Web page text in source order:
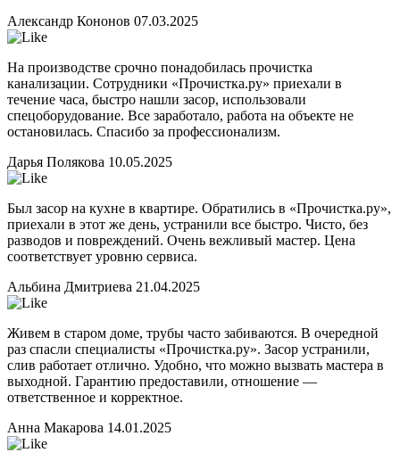
Александр Кононов 07.03.2025
На производстве срочно понадобилась прочистка
канализации. Сотрудники «Прочистка.ру» приехали в
течение часа, быстро нашли засор, использовали
спецоборудование. Все заработало, работа на объекте не
остановилась. Спасибо за профессионализм.
Дарья Полякова 10.05.2025
Был засор на кухне в квартире. Обратились в «Прочистка.ру»,
приехали в этот же день, устранили все быстро. Чисто, без
разводов и повреждений. Очень вежливый мастер. Цена
соответствует уровню сервиса.
Альбина Дмитриева 21.04.2025
Живем в старом доме, трубы часто забиваются. В очередной
раз спасли специалисты «Прочистка.ру». Засор устранили,
слив работает отлично. Удобно, что можно вызвать мастера в
выходной. Гарантию предоставили, отношение —
ответственное и корректное.
Анна Макарова 14.01.2025